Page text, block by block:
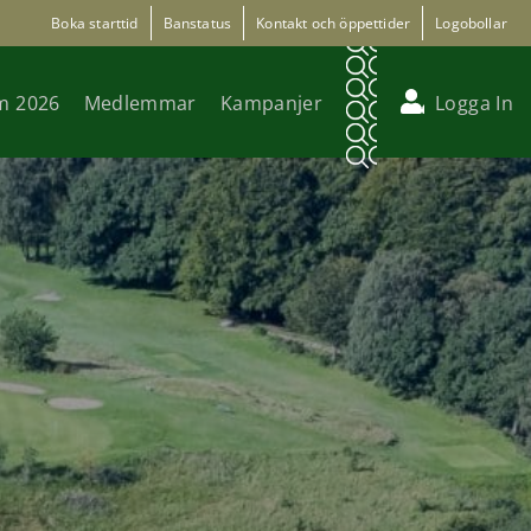
Boka starttid Banstatus Kontakt och öppettider Logobollar
2026 Medlemmar Kampanjer Logga In